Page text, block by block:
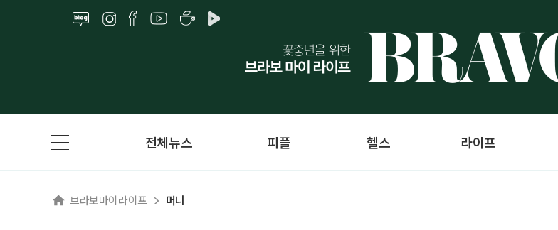
전체뉴스 피플 헬스 라이프
브라보마이라이프 머니